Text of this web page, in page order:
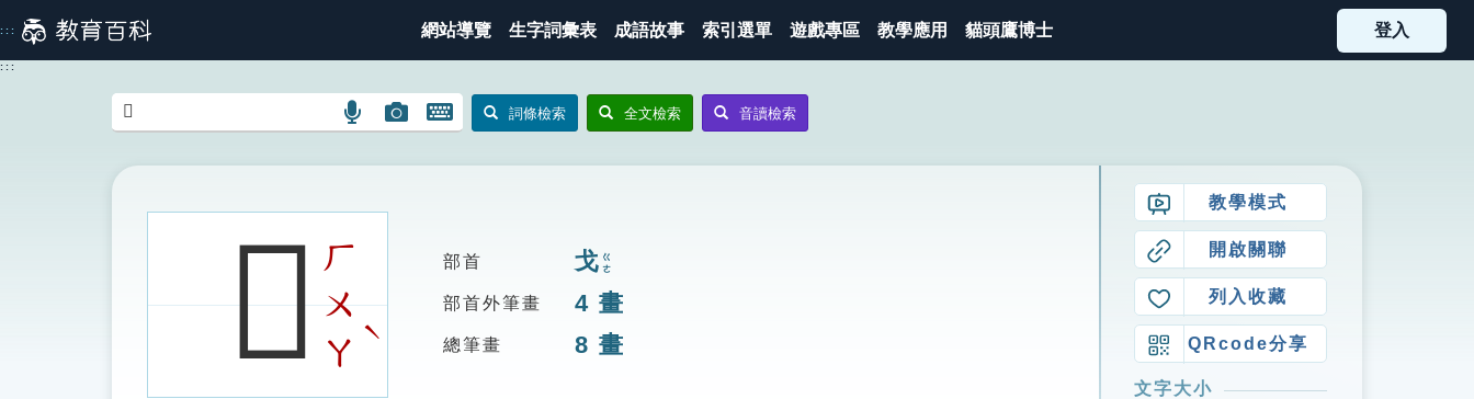
到
主
::: 網站導覽 生字詞彙表 成語故事 索引選單 遊戲專區 教學應用 貓頭鷹博士 登入
:::
語
搜
圖
示
圖
搜
開
鍵
詞條檢索 全文檢索 音讀檢索
𢦚ㄏ
ㄨ
ㄚ
ˋ
部首 戈ㄍㄜ
部首外筆畫 4 畫
總筆畫 8 畫
教學模式
開啟關聯
列入收藏
QRcode分享
文字大小